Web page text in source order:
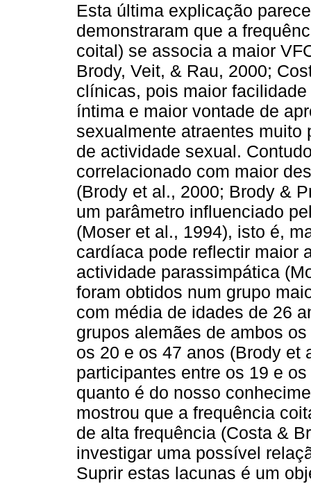
Esta última explicação
demonstraram que a
coital) se associa a maior
Brody, Veit, & Rau, 2000;
clínicas, pois maior
íntima e maior vontade de
sexualmente atraentes
de actividade sexual.
correlacionado com maior
(Brody et al., 2000; Brody &
um parâmetro influenciado
(Moser et al., 1994), isto é,
cardíaca pode reflectir maior
actividade parassimpática
foram obtidos num grupo
com média de idades de 26
grupos alemães de ambos
os 20 e os 47 anos (Brody et
participantes entre os 19 e
quanto é do nosso
mostrou que a frequência
de alta frequência (Costa &
investigar uma possível
Suprir estas lacunas é um